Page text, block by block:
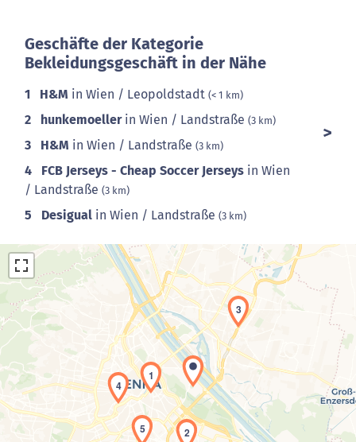
Geschäfte der Kategorie
Bekleidungsgeschäft in der Nähe
1 H&M in Wien / Leopoldstadt (< 1 km)
2 hunkemoellerin Wien / Landstraße (3 km)
3 H&M in Wien / Landstraße (3 km)
4 FCB Jerseys - Cheap Soccer Jerseys in Wien
/ Landstraße (3 km)
5 Desigual in Wien / Landstraße (3 km)
Laden der Karte...
1
2
3
4
5